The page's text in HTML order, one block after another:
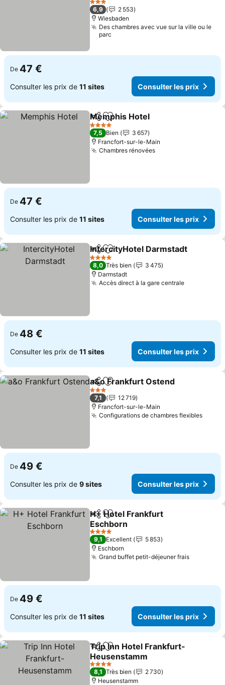
Consulter les prix
3 Étoiles
6,9
2 553
Wiesbaden
Des chambres avec vue sur la ville ou le
parc
De 47 €
Consulter les prix de 11 sites Consulter les prix
PartagerAjouter à mes favoris
Memphis Hotel
4 Étoiles
7,5 Bien
3 657
Francfort-sur-le-Main
Chambres rénovéesConsulter les prix
De 47 €
Consulter les prix de 11 sites Consulter les prix
PartagerAjouter à mes favoris
IntercityHotel Darmstadt
4 Étoiles
8,0 Très bien
3 475
Darmstadt
Accès direct à la gare centraleConsulter
De 48 €
Consulter les prix de 11 sites Consulter les prix
PartagerAjouter à mes favoris
a&o Frankfurt Ostend
3 Étoiles
7,1
12 719
Francfort-sur-le-Main
Configurations de chambres flexibles
De 49 €
Consulter les prix de 9 sites Consulter les prix
PartagerAjouter à mes favoris
H+ Hotel Frankfurt
Eschborn
Consulter les prix
4 Étoiles
9,1 Excellent
5 853
Eschborn
Grand buffet petit-déjeuner frais
De 49 €
Consulter les prix de 11 sites Consulter les prix
PartagerAjouter à mes favoris
Trip Inn Hotel Frankfurt-
Heusenstamm
Consulter les prix
4 Étoiles
8,1 Très bien
2 730
Heusenstamm